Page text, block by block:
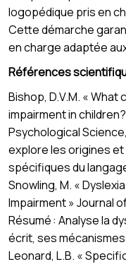
logopédique pris en
Cette démarche
en charge adaptée
Références
Bishop, D.V.M. «
impairment in
Psychological
explore les origines
spécifiques du
Snowling, M. «
Impairment » Journal
Résumé : Analyse la
écrit, ses
Leonard, L.B. «